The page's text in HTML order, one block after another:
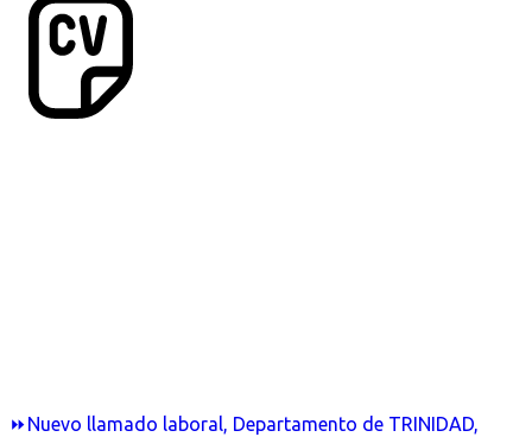
⏩Nuevo llamado laboral, Departamento de TRINIDAD,